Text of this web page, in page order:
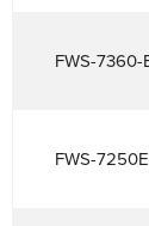
FWS-7360-
FWS-